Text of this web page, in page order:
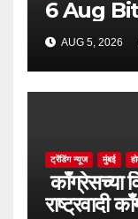
6
AUG 5, 2026
ट्रेंडिंग न्यूज मुंबई
काँग्रेसच्या
राष्ट्रवादी